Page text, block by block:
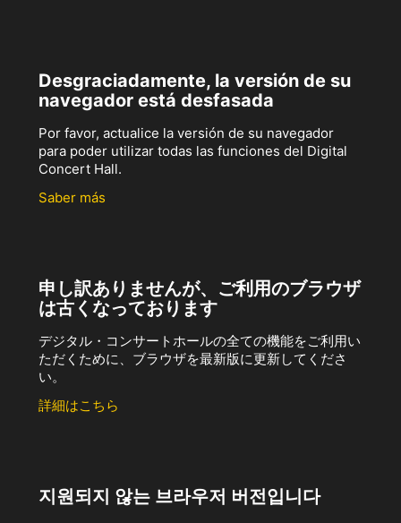
Desgraciadamente, la versión de su
navegador está desfasada
Por favor, actualice la versión de su navegador
para poder utilizar todas las funciones del Digital
Concert Hall.
Saber más
申し訳ありませんが、ご利用のブラウザ
は古くなっております
デジタル・コンサートホールの全ての機能をご利用い
ただくために、ブラウザを最新版に更新してくださ
い。
詳細はこちら
지원되지 않는 브라우저 버전입니다